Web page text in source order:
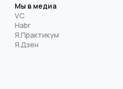
Мы в медиа
VC
Habr
Я.Практикум
Я.Дзен